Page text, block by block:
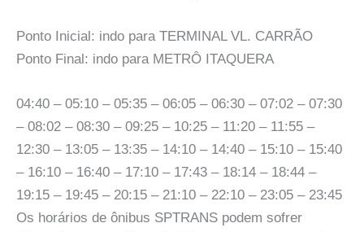
Ponto Inicial: indo para TERMINAL VL. CARRÃO
Ponto Final: indo para METRÔ ITAQUERA
04:40 – 05:10 – 05:35 – 06:05 – 06:30 – 07:02 – 07:30
– 08:02 – 08:30 – 09:25 – 10:25 – 11:20 – 11:55 –
12:30 – 13:05 – 13:35 – 14:10 – 14:40 – 15:10 – 15:40
– 16:10 – 16:40 – 17:10 – 17:43 – 18:14 – 18:44 –
19:15 – 19:45 – 20:15 – 21:10 – 22:10 – 23:05 – 23:45
Os horários de ônibus SPTRANS podem sofrer